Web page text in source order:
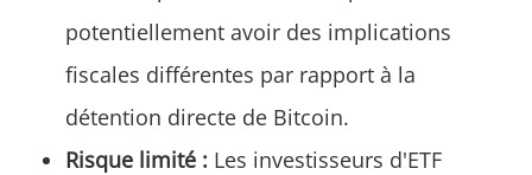
potentiellement avoir des implications
fiscales différentes par rapport à la
détention directe de Bitcoin.
Risque limité : Les investisseurs d'ETF